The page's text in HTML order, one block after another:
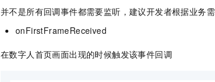
并不是所有回调事件都需要监听，建议开发者根据业务需
onFirstFrameReceived
在数字人首页画面出现的时候触发该事件回调